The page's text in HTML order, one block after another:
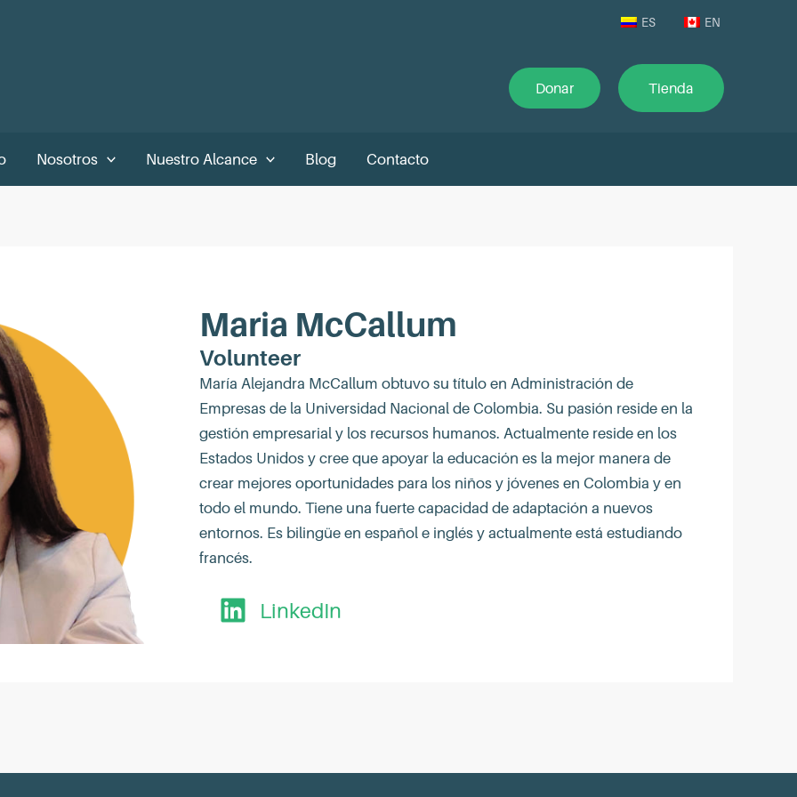
ES EN
Donar Tienda
Nosotros Nuestro Alcance Blog Contacto
Maria McCallum
Volunteer
María Alejandra McCallum obtuvo su título en Administración de
Empresas de la Universidad Nacional de Colombia. Su pasión reside en la
gestión empresarial y los recursos humanos. Actualmente reside en los
Estados Unidos y cree que apoyar la educación es la mejor manera de
crear mejores oportunidades para los niños y jóvenes en Colombia y en
todo el mundo. Tiene una fuerte capacidad de adaptación a nuevos
entornos. Es bilingüe en español e inglés y actualmente está estudiando
francés.
LinkedIn